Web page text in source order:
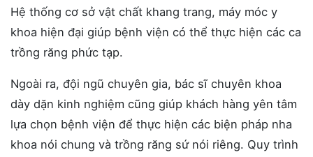
Hệ thống cơ sở vật chất khang trang, máy móc y
khoa hiện đại giúp bệnh viện có thể thực hiện các ca
trồng răng phức tạp.
Ngoài ra, đội ngũ chuyên gia, bác sĩ chuyên khoa
dày dặn kinh nghiệm cũng giúp khách hàng yên tâm
lựa chọn bệnh viện để thực hiện các biện pháp nha
khoa nói chung và trồng răng sứ nói riêng. Quy trình